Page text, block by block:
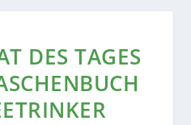
DES TAGES